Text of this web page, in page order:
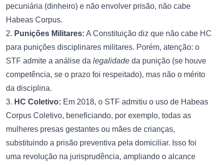
pecuniária (dinheiro) e não envolver prisão, não cabe
Habeas Corpus.
2. Punições Militares: A Constituição diz que não cabe HC
para punições disciplinares militares. Porém, atenção: o
STF admite a análise da legalidade da punição (se houve
competência, se o prazo foi respeitado), mas não o mérito
da disciplina.
3. HC Coletivo: Em 2018, o STF admitiu o uso de Habeas
Corpus Coletivo, beneficiando, por exemplo, todas as
mulheres presas gestantes ou mães de crianças,
substituindo a prisão preventiva pela domiciliar. Isso foi
uma revolução na jurisprudência, ampliando o alcance